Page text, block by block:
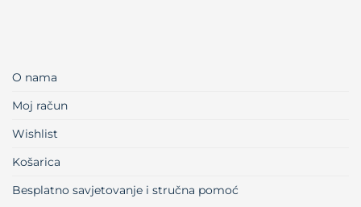
O nama
Moj račun
Wishlist
Košarica
Besplatno savjetovanje i stručna pomoć